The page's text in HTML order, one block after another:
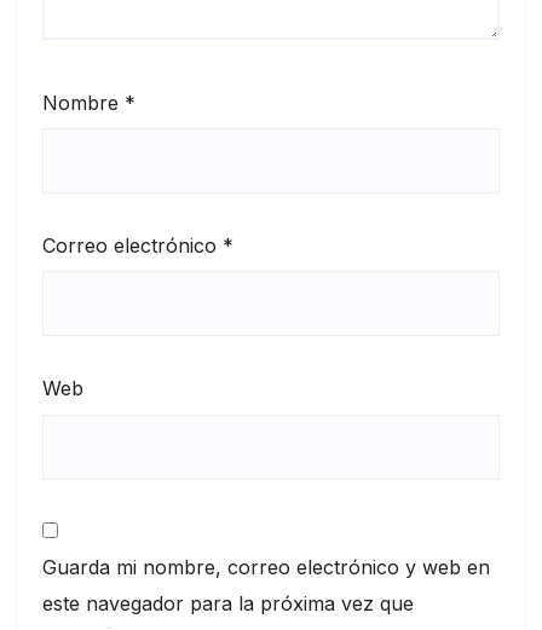
Nombre *
Correo electrónico *
Web
Guarda mi nombre, correo electrónico y web en
este navegador para la próxima vez que